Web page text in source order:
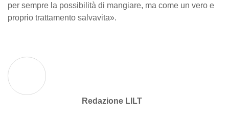
per sempre la possibilità di mangiare, ma come un vero e
proprio trattamento salvavita».
Redazione LILT